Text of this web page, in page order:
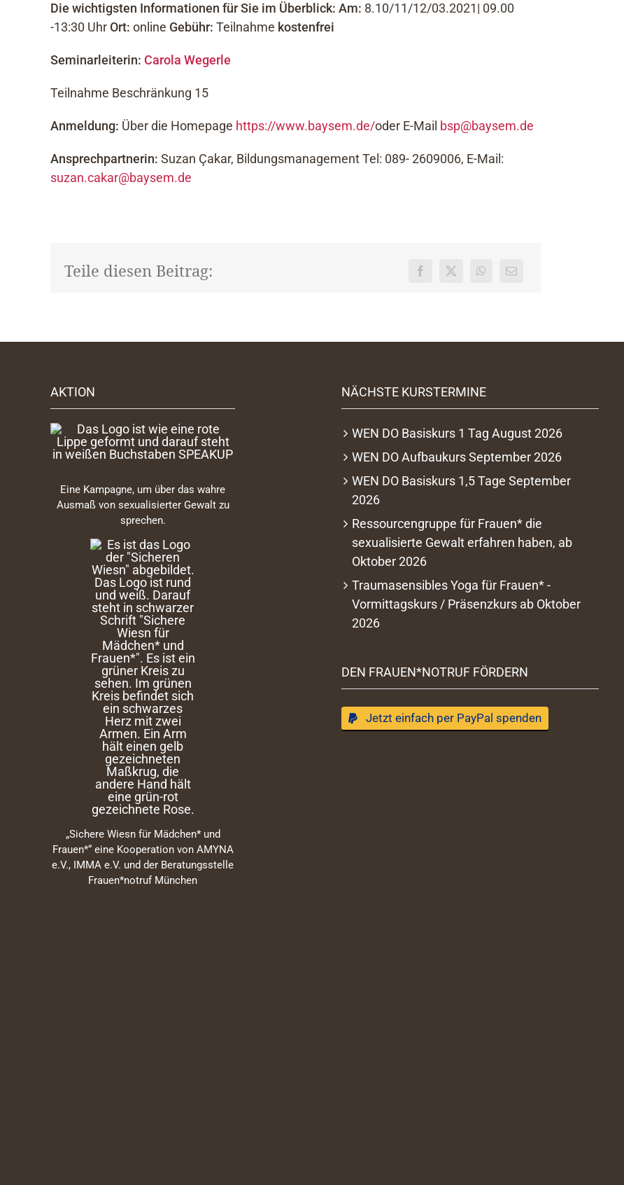
Die wichtigsten Informationen für Sie im Überblick: Am: 8.10/11/12/03.2021| 09.00
-13:30 Uhr Ort: online Gebühr: Teilnahme kostenfrei
Seminarleiterin: Carola Wegerle
Teilnahme Beschränkung 15
Anmeldung: Über die Homepage https://www.baysem.de/oder E-Mail bsp@baysem.de
Ansprechpartnerin: Suzan Çakar, Bildungsmanagement Tel: 089- 2609006, E-Mail:
suzan.cakar@baysem.de
Teile diesen Beitrag:
AKTION
Eine Kampagne, um über das wahre
Ausmaß von sexualisierter Gewalt zu
sprechen.
„Sichere Wiesn für Mädchen* und
Frauen*“ eine Kooperation von AMYNA
e.V., IMMA e.V. und der Beratungsstelle
Frauen*notruf München
NÄCHSTE KURSTERMINE
WEN DO Basiskurs 1 Tag August 2026
WEN DO Aufbaukurs September 2026
WEN DO Basiskurs 1,5 Tage September
2026
Ressourcengruppe für Frauen* die
sexualisierte Gewalt erfahren haben, ab
Oktober 2026
Traumasensibles Yoga für Frauen* -
Vormittagskurs / Präsenzkurs ab Oktober
2026
DEN FRAUEN*NOTRUF FÖRDERN
Jetzt einfach per PayPal spenden